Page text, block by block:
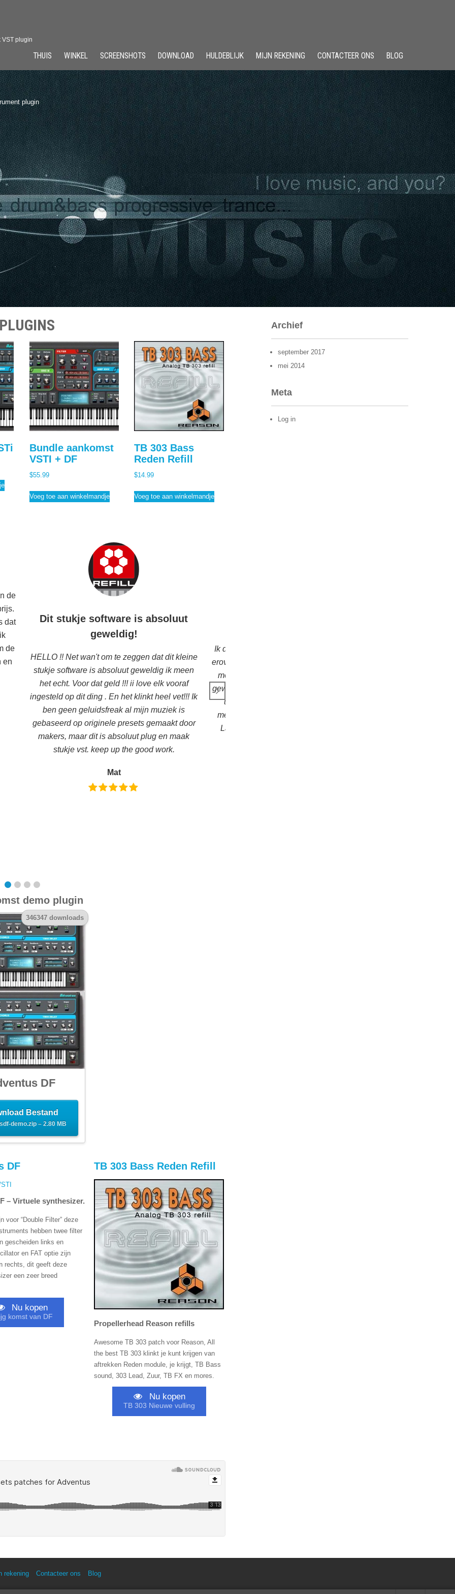
VST plugin
THUIS WINKEL SCREENSHOTS DOWNLOAD HULDEBLIJK MIJN REKENING CONTACTEER ONS BLOG
plugin
Bundle aankomst
VSTI + DF
$55.99
Voeg toe aan winkelmandje
TB 303 Bass
Reden Refill
$14.99
Voeg toe aan winkelmandje
de
dat
de
en
Dit stukje software is absoluut
geweldig!
HELLO !! Net wan't om te zeggen dat dit kleine
stukje software is absoluut geweldig ik meen
het echt. Voor dat geld !!! ii love elk vooraf
ingesteld op dit ding . En het klinkt heel vet!!! Ik
ben geen geluidsfreak al mijn muziek is
gebaseerd op originele presets gemaakt door
makers, maar dit is absoluut plug en maak
stukje vst. keep up the good work.
Mat
Ik de Adventus demo geprobeerd na het lezen
erover in Future Music en vond het zo kocht het
meteen! Bestel moet nu altijd bij je zijn. Zo'n
geweldig klinkende VSTi (zelfs met de effecten
uit – die niet kan worden gezegd voor de
meeste Vstiš!) Grote GUI – goed aangelegd.
Lage processer gebruik (altijd belangrijk!)..
demo plugin
346347 downloads
DF
Bestand
demo.zip – 2.80 MB
DF
– Virtuele synthesizer.
voor “Double Filter” deze
hebben twee filter
gescheiden links en
en FAT optie zijn
rechts, dit geeft deze
een zeer breed
Nu kopen
komst van DF
TB 303 Bass Reden Refill
Propellerhead Reason refills
Awesome TB 303 patch voor Reason, All
the best TB 303 klinkt je kunt krijgen van
aftrekken Reden module, je krijgt, TB Bass
sound, 303 Lead, Zuur, TB FX en mores.
Nu kopen
TB 303 Nieuwe vulling
Archief
september 2017
mei 2014
Meta
Log in
rekening Contacteer ons Blog